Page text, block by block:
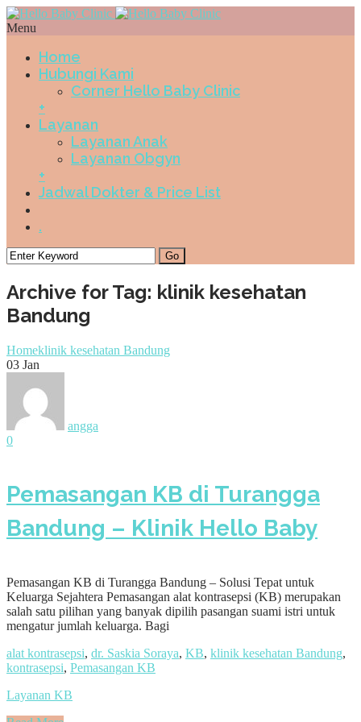
Menu
Home
Hubungi Kami
Corner Hello Baby Clinic
+
Layanan
Layanan Anak
Layanan Obgyn
+
Jadwal Dokter & Price List
.
Archive for Tag: klinik kesehatan
Bandung
Homeklinik kesehatan Bandung
03 Jan
angga
0
Pemasangan KB di Turangga
Bandung – Klinik Hello Baby
Pemasangan KB di Turangga Bandung – Solusi Tepat untuk
Keluarga Sejahtera Pemasangan alat kontrasepsi (KB) merupakan
salah satu pilihan yang banyak dipilih pasangan suami istri untuk
mengatur jumlah keluarga. Bagi
alat kontrasepsi, dr. Saskia Soraya, KB, klinik kesehatan Bandung,
kontrasepsi, Pemasangan KB
Layanan KB